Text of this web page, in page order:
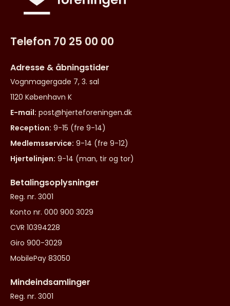
Telefon 70 25 00 00
Adresse & åbningstider
Vognmagergade 7, 3. sal
1120 København K
E-mail: post@hjerteforeningen.dk
Reception: 9-15 (fre 9-14)
Medlemsservice: 9-14 (fre 9-12)
Hjertelinjen: 9-14 (man, tir og tor)
Betalingsoplysninger
Reg. nr. 3001
Konto nr. 000 900 3029
CVR 10394228
Giro 900-3029
MobilePay 83050
Mindeindsamlinger
Reg. nr. 3001